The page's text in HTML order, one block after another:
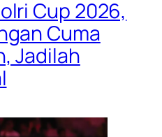
Cup 2026,
Cuma
Jadilah